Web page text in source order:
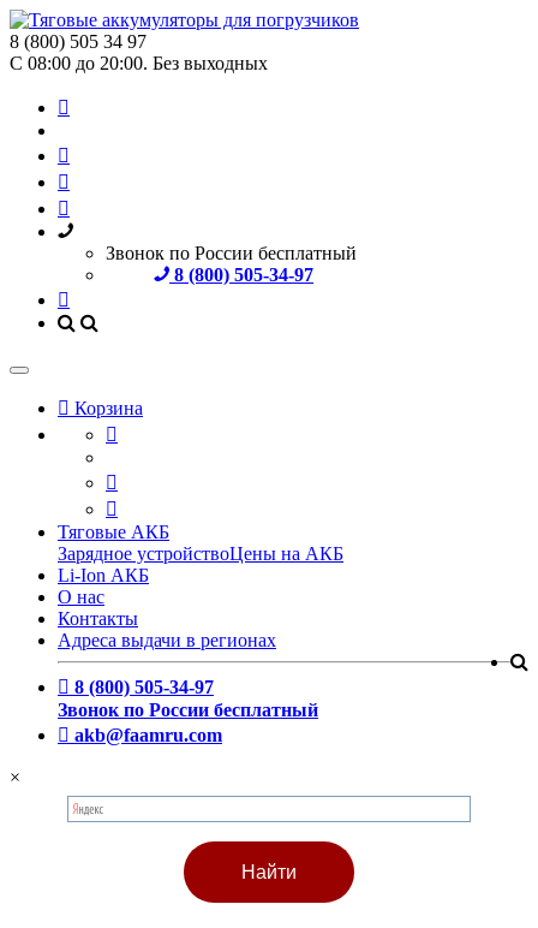
8 (800) 505 34 97
С 08:00 до 20:00. Без выходных
Звонок по России бесплатный
8 (800) 505-34-97
Корзина
Тяговые АКБ
Зарядное устройствоЦены на АКБ
Li-Ion АКБ
О нас
Контакты
Адреса выдачи в регионах
8 (800) 505-34-97
Звонок по России бесплатный
akb@faamru.com
×